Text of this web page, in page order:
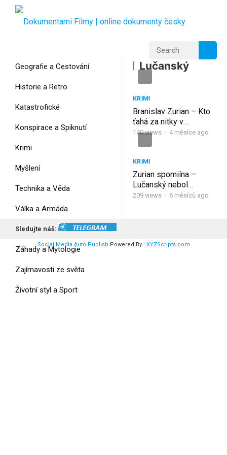
Geografie a Cestování
Historie a Retro
Katastrofické
Konspirace a Spiknutí
Krimi
Myšlení
Technika a Věda
Válka a Armáda
Vesmír a UFO
Záhady a Mytologie
Zajímavosti ze světa
Životní styl a Sport
Lučanský
Lučanský
KRIMI
Branislav Zurian – Kto
ťahá za nitky v
policajnej vojne –
140views · 4 měsíce ago
KRIMI
Zurian spomiína –
Lučanský nebol
samovrah
209 views · 6 měsíců ago
Sledujte náš:
Social Media Auto Publish Powered By : XYZScripts.com